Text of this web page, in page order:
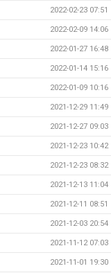
2022-02-23 07:51
2022-02-09 14:06
2022-01-27 16:48
2022-01-14 15:16
2022-01-09 10:16
2021-12-29 11:49
2021-12-27 09:03
2021-12-23 10:42
2021-12-23 08:32
2021-12-13 11:04
2021-12-11 08:51
2021-12-03 20:54
2021-11-12 07:03
2021-11-01 19:30